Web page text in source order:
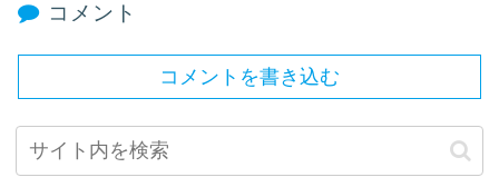
コメント
コメントを書き込む